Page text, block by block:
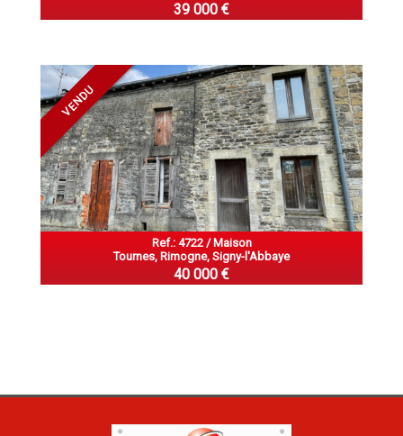
39 000 €
VENDU
Ref.: 4722 / Maison
Tournes, Rimogne, Signy-l'Abbaye
40 000 €